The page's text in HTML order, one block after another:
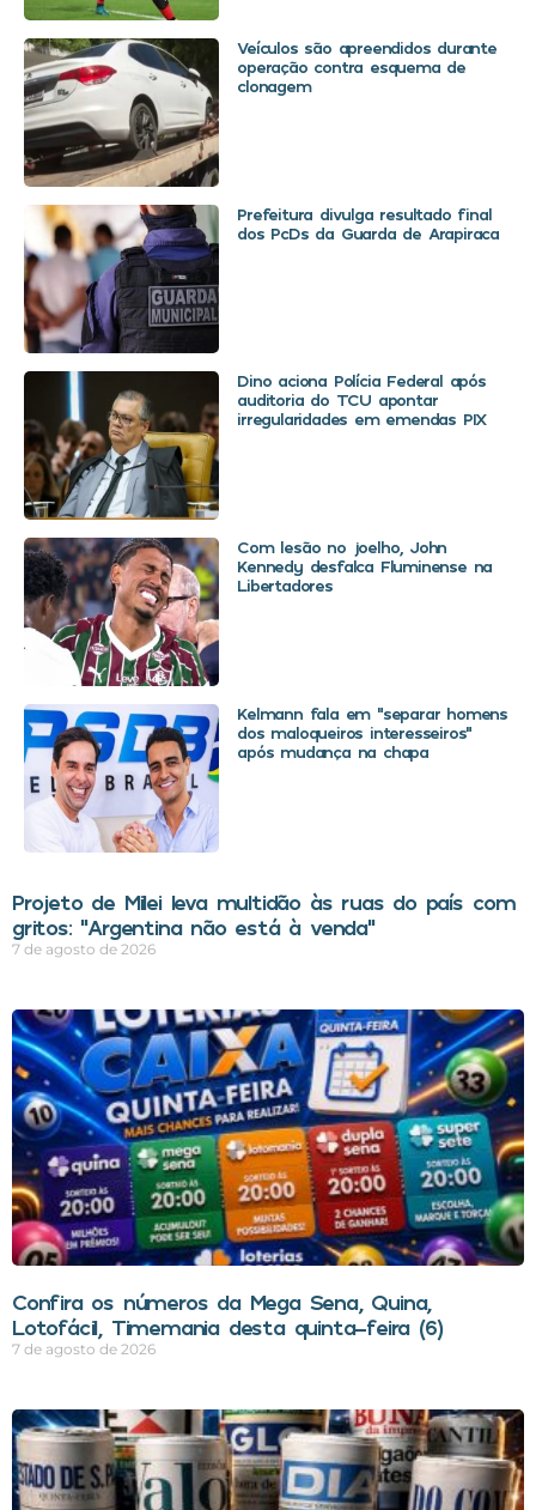
Veículos são apreendidos durante
operação contra esquema de
clonagem
Prefeitura divulga resultado final
dos PcDs da Guarda de Arapiraca
Dino aciona Polícia Federal após
auditoria do TCU apontar
irregularidades em emendas PIX
Com lesão no joelho, John
Kennedy desfalca Fluminense na
Libertadores
Kelmann fala em “separar homens
dos maloqueiros interesseiros”
após mudança na chapa
Projeto de Milei leva multidão às ruas do país com
gritos: “Argentina não está à venda”
7 de agosto de 2026
Confira os números da Mega Sena, Quina,
Lotofácil, Timemania desta quinta-feira (6)
7 de agosto de 2026